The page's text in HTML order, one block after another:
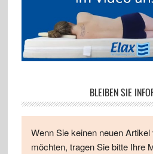
BLEIBEN SIE
Wenn Sie keinen neuen
möchten, tragen Sie bitte Ihre